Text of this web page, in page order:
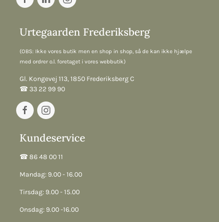
Urtegaarden Frederiksberg
(OBS: Ikke vores butik men en shop in shop, så de kan ikke hjælpe
med ordrer o.l. foretaget i vores webbutik)
Gl. Kongevej 113, 1850 Frederiksberg C
☎︎ 33 22 99 90
Kundeservice
☎︎ 86 48 00 11
Mandag: 9.00 - 16.00
Tirsdag: 9.00 - 15.00
Onsdag: 9.00 -16.00